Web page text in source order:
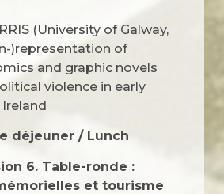
(University of Galway,
)representation of
and graphic novels
violence in early
déjeuner / Lunch
6. Table-ronde :
et tourisme